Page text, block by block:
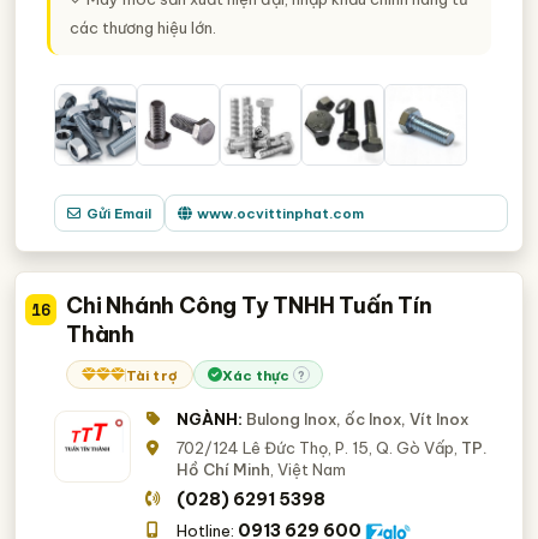
các thương hiệu lớn.
Gửi Email www.ocvittinphat.com
16
Chi Nhánh Công Ty TNHH Tuấn Tín
Thành
Tài trợ Xác thực ?
NGÀNH: Bulong Inox, ốc Inox, Vít Inox
702/124 Lê Đức Thọ, P. 15, Q. Gò Vấp, TP.
Hồ Chí Minh, Việt Nam
(028) 6291 5398
Hotline: 0913 629 600